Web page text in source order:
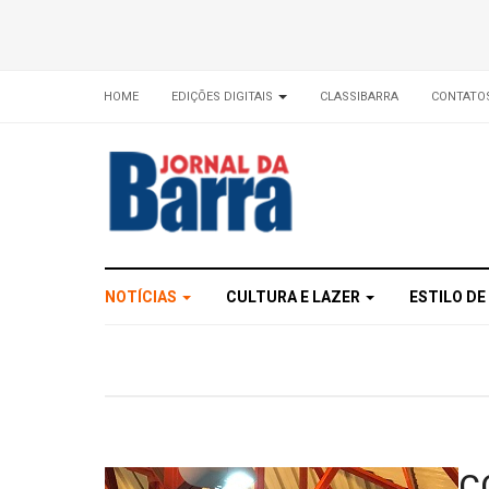
HOME EDIÇÕES DIGITAIS CLASSIBARRA
NOTÍCIAS CULTURA E LAZER ESTILO